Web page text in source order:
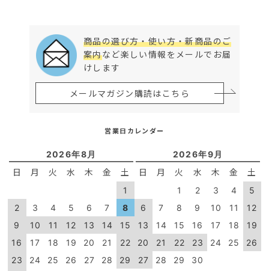
商品の選び方・使い方・新商品のご
案内など楽しい情報をメールでお届
けします
メールマガジン購読はこちら
営業日カレンダー
2026年8月
日 月 火 水 木 金 土
1
2
3 4 5 6 7
8
9
10 11 12 13 14
15
16
17 18 19 20 21
22
23
24 25 26 27 28
29
2026年9月
日 月 火 水 木 金 土
1 2 3 4
5
6
7 8 9 10 11
12
13
14 15 16 17 18
19
20
21 22 23 24 25
26
27
28 29 30